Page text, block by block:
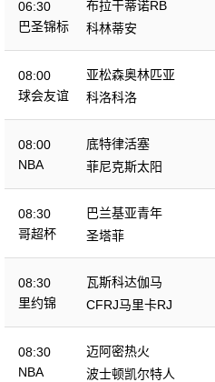
06:30
巴圣锦标
布拉干蒂诺RB
科林蒂安
08:00
球会友谊
亚松森奥林匹亚
科洛科洛
08:00
NBA
底特律活塞
菲尼克斯太阳
08:30
哥超杯
巴兰基亚青年
圣塔菲
08:30
里约锦
瓦斯科达伽马
CFRJ马里卡RJ
08:30
NBA
迈阿密热火
波士顿凯尔特人